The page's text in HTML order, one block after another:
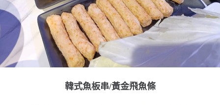
韓式魚板串/黃金飛魚條